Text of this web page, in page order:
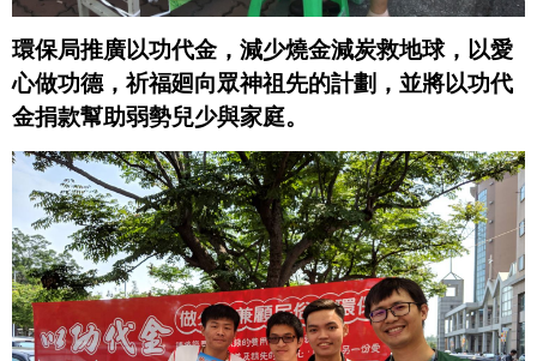
環保局推廣以功代金，減少燒金減炭救地球，以愛
心做功德，祈福廻向眾神祖先的計劃，並將以功代
金捐款幫助弱勢兒少與家庭。